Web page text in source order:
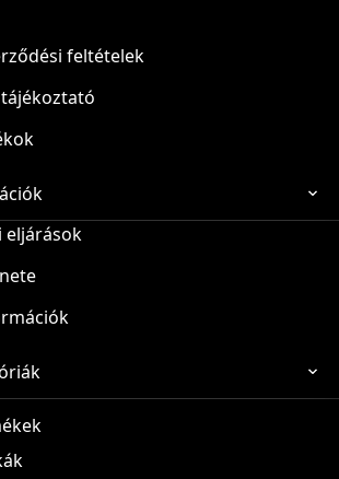
feltételek
eljárások